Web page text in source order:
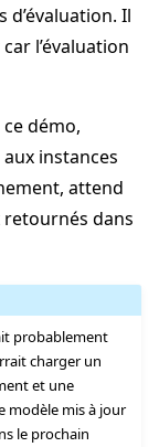
Il
l’évaluation
démo,
instances
attend
retournés dans
probablement
charger un
et une
modèle mis à jour
le prochain